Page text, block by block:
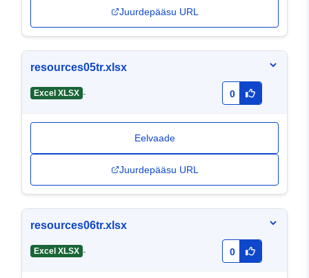
Juurdepääsu URL
resources05tr.xlsx
Excel XLSX - 0
Eelvaade
Juurdepääsu URL
resources06tr.xlsx
Excel XLSX - 0